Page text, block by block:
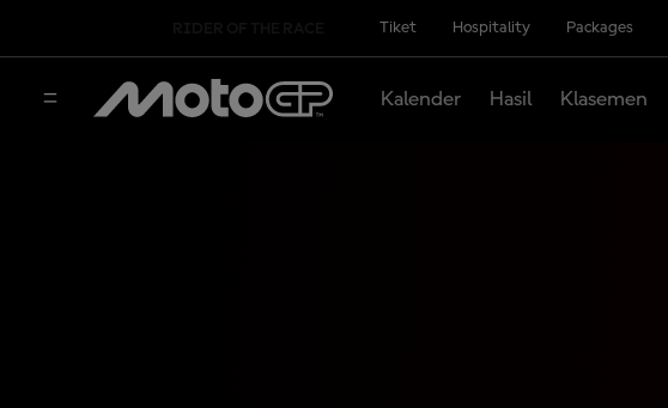
Tiket Hospitality Packages
Kalender Hasil Klasemen